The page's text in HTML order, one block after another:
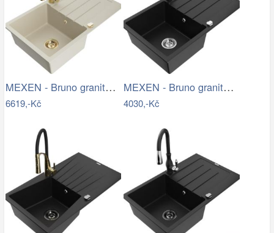
MEXEN - Bruno granitový dřez s…
6619,-Kč
MEXEN - Bruno granitový dřez 1 s…
4030,-Kč